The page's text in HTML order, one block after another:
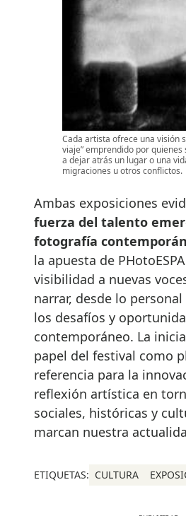
Cada artista ofrece una visión
viaje” emprendido por quienes
a dejar atrás un lugar o una
migraciones u otros conflictos.
Ambas exposiciones
fuerza del talento
fotografía
la apuesta de
visibilidad a nuevas
narrar, desde lo
los desafíos y
contemporáneo. La
papel del festival como
referencia para la
reflexión artística en
sociales, históricas y
marcan nuestra
ETIQUETAS: CULTURA